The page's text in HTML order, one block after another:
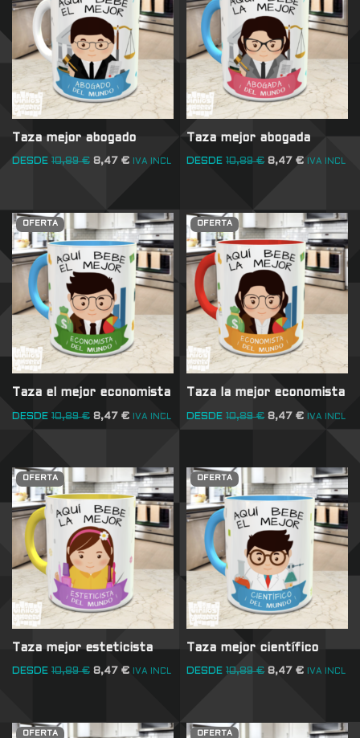
Taza mejor abogado
DESDE 10,89€ 8,47 € IVA INCL
Taza mejor abogada
DESDE 10,89€ 8,47€ IVA INCL
OFERTA
Taza el mejor economista
DESDE 10,89€ 8,47 € IVA INCL
OFERTA
Taza la mejor economista
DESDE 10,89€ 8,47€ IVA INCL
OFERTA
Taza mejor esteticista
DESDE 10,89€ 8,47 € IVA INCL
OFERTA
Taza mejor científico
DESDE 10,89€ 8,47€ IVA INCL
OFERTA OFERTA